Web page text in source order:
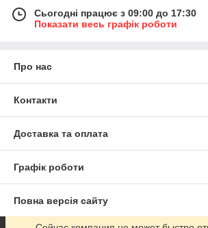
Сьогодні працює з 09:00 до 17:30
Показати весь графік роботи
Про нас
Контакти
Доставка та оплата
Графік роботи
Повна версія сайту